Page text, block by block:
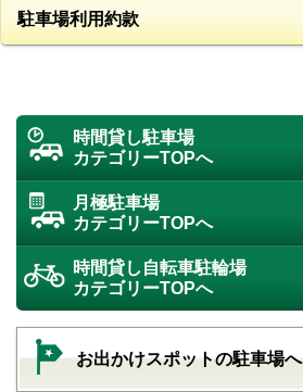
駐車場利用約款
時間貸し駐車場
カテゴリーTOPへ
月極駐車場
カテゴリーTOPへ
時間貸し自転車駐輪場
カテゴリーTOPへ
お出かけスポットの駐車場へ